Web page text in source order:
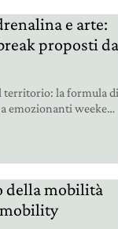
e arte:
proposti da
territorio: la formula di
emozionanti weekend
della mobilità
mobility